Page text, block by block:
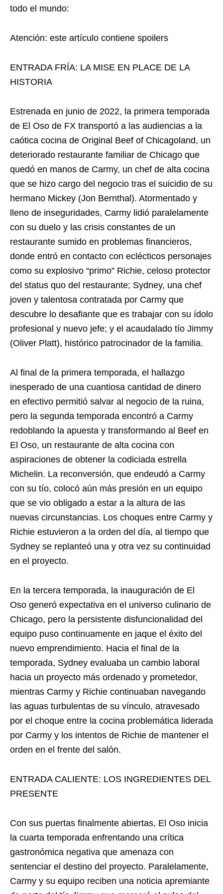
todo el mundo:
Atención: este artículo contiene spoilers
ENTRADA FRÍA: LA MISE EN PLACE DE LA
HISTORIA
Estrenada en junio de 2022, la primera temporada
de El Oso de FX transportó a las audiencias a la
caótica cocina de Original Beef of Chicagoland, un
deteriorado restaurante familiar de Chicago que
quedó en manos de Carmy, un chef de alta cocina
que se hizo cargo del negocio tras el suicidio de su
hermano Mickey (Jon Bernthal). Atormentado y
lleno de inseguridades, Carmy lidió paralelamente
con su duelo y las crisis constantes de un
restaurante sumido en problemas financieros,
donde entró en contacto con eclécticos personajes
como su explosivo “primo” Richie, celoso protector
del status quo del restaurante; Sydney, una chef
joven y talentosa contratada por Carmy que
descubre lo desafiante que es trabajar con su ídolo
profesional y nuevo jefe; y el acaudalado tío Jimmy
(Oliver Platt), histórico patrocinador de la familia.
Al final de la primera temporada, el hallazgo
inesperado de una cuantiosa cantidad de dinero
en efectivo permitió salvar al negocio de la ruina,
pero la segunda temporada encontró a Carmy
redoblando la apuesta y transformando al Beef en
El Oso, un restaurante de alta cocina con
aspiraciones de obtener la codiciada estrella
Michelin. La reconversión, que endeudó a Carmy
con su tío, colocó aún más presión en un equipo
que se vio obligado a estar a la altura de las
nuevas circunstancias. Los choques entre Carmy y
Richie estuvieron a la orden del día, al tiempo que
Sydney se replanteó una y otra vez su continuidad
en el proyecto.
En la tercera temporada, la inauguración de El
Oso generó expectativa en el universo culinario de
Chicago, pero la persistente disfuncionalidad del
equipo puso continuamente en jaque el éxito del
nuevo emprendimiento. Hacia el final de la
temporada, Sydney evaluaba un cambio laboral
hacia un proyecto más ordenado y prometedor,
mientras Carmy y Richie continuaban navegando
las aguas turbulentas de su vínculo, atravesado
por el choque entre la cocina problemática liderada
por Carmy y los intentos de Richie de mantener el
orden en el frente del salón.
ENTRADA CALIENTE: LOS INGREDIENTES DEL
PRESENTE
Con sus puertas finalmente abiertas, El Oso inicia
la cuarta temporada enfrentando una crítica
gastronómica negativa que amenaza con
sentenciar el destino del proyecto. Paralelamente,
Carmy y su equipo reciben una noticia apremiante